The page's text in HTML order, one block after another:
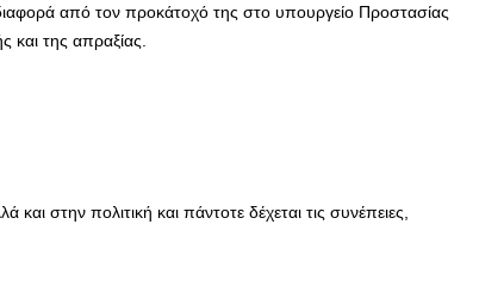
από τον προκάτοχό της στο υπουργείο Προστασίας
και της απραξίας.
στην πολιτική και πάντοτε δέχεται τις συνέπειες,